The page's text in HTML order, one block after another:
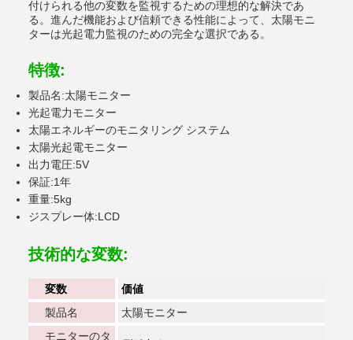
付けられる他の変数を監視するための理想的な解決であ
る。進んだ機能および信頼できる性能によって、太陽モニ
ターは光起電力監視のための完全な選択である。
特徴:
製品名:太陽モニター
光起電力モニター
太陽エネルギーのモニタリング システム
太陽光起電モニター
出力電圧:5V
保証:1年
重量:5kg
ジスプレー体:LCD
技術的な変数:
変数
価値
製品名
太陽モニター
モニターのタ